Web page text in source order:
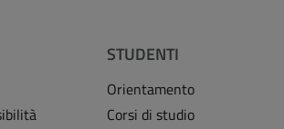
STUDENTI
Orientamento
Corsi di studio